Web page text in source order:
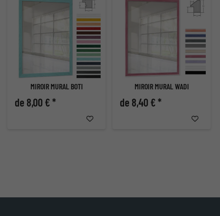
MIROIR MURAL BOTI
de 8,00 € *
MIROIR MURAL WADI
de 8,40 € *